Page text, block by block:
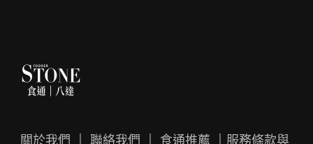
關於我們 聯絡我們 食通推薦
服務條款與